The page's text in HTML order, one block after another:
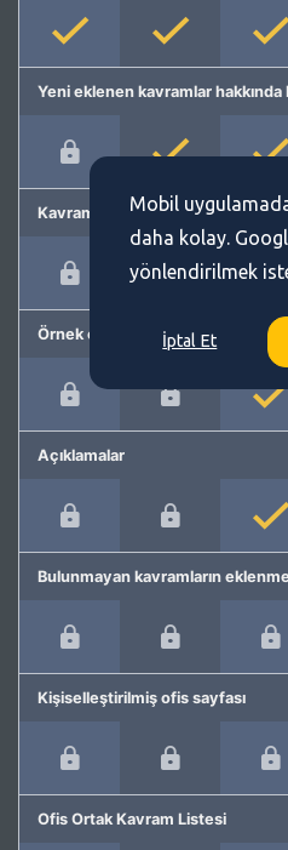
Yeni eklenen kavramlar hakkında
Kavram önerme
Örnek cümleler
Açıklamalar
Bulunmayan kavramların
Kişiselleştirilmiş ofis sayfası
Ofis Ortak Kavram Listesi
Mobil
daha kolay.
yönlendirilmek
İptal Et